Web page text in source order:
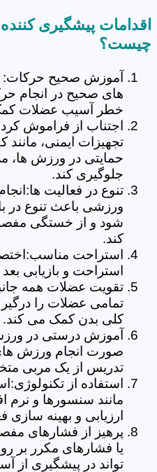
اقدامات پیشگیری
چیست؟
آموزش صحیح حرکات:
های صحیح در انجام
خطر آسیب عضلات
اجتناب از فراموش
تجهیزات ایمنی،
حمایتی در ورزش ها،
جلوگیری کند.
تنوع در فعالیت
ورزشی باعث تنوع در
شود و از خستگی
کند.
استراحت
استراحت و بازیابی
تقویت عضلات همه
تمامی عضلات را درگیر
کلی بدن کمک می کند.
آموزش درستی در
صورت انجام ورزش
تدریس از یک مربی
استفاده از
مانند سنسورها و
ارزیابی و بهینه سازی
پرهیز از فشارهای
یا فشارهای مکرر بر
تواند در پیشگیری از